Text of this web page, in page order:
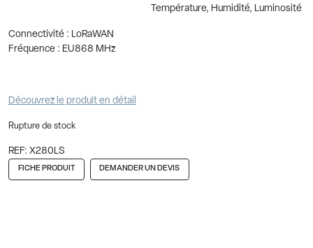
Température, Humidité, Luminosité
Connectivité : LoRaWAN
Fréquence : EU868 MHz
Découvrez le produit en détail
Rupture de stock
REF: X280LS
FICHE PRODUIT DEMANDER UN DEVIS